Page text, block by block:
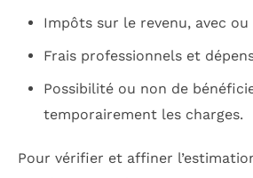
Impôts sur le revenu, avec
Frais professionnels et
Possibilité ou non de
temporairement les charges.
Pour vérifier et affiner